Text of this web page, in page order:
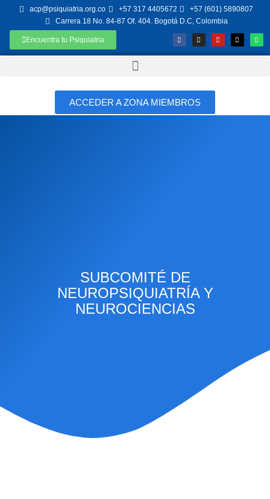
acp@psiquiatria.org.co +57 317 4405672
+57 (601) 5890807
Carrera 18 No. 84-87 Of. 404. Bogotá D.C, Colombia
Encuentra tu Psiquiatria
ACCEDER A ZONA MIEMBROS
SUBCOMITÉ DE
NEUROPSIQUIATRÍA Y
NEUROCIENCIAS